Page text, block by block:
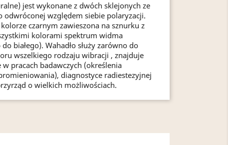
jest wykonane z dwóch sklejonych ze
odwróconej względem siebie polaryzacji.
czarnym zawieszona na sznurku z
kolorami spektrum widma
białego). Wahadło służy zarówno do
wszelkiego rodzaju wibracji , znajduje
pracach badawczych (określenia
diagnostyce radiestezyjnej
o wielkich możliwościach.